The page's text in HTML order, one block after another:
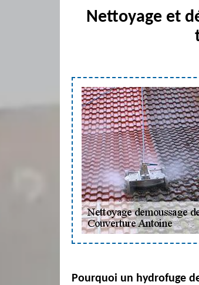
Nettoyage et
Pourquoi un hydrofuge